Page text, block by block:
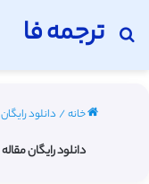
ترجمه فا
جستجو برای
خانه/ دانلود
دانلود رایگان